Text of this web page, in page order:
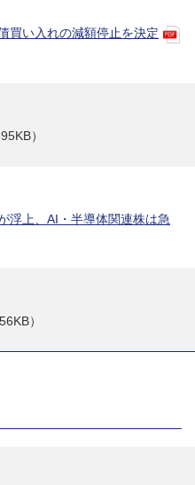
買い入れの減額停止を決定
）
浮上、AI・半導体関連株は急
）